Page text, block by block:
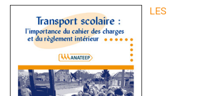
LES